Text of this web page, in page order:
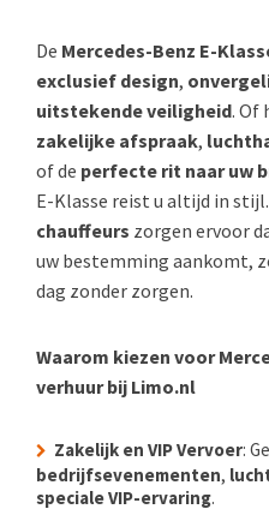
De Mercedes-Benz E-
exclusief design,
uitstekende veiligheid. Of
zakelijke afspraak,
of de perfecte rit naar uw
E-Klasse reist u altijd in
chauffeurs zorgen ervoor
uw bestemming aankomt,
dag zonder zorgen.
Waarom kiezen voor
verhuur bij Limo.nl
Zakelijk en VIP Vervoer:
bedrijfsevenementen,
speciale VIP-ervaring.